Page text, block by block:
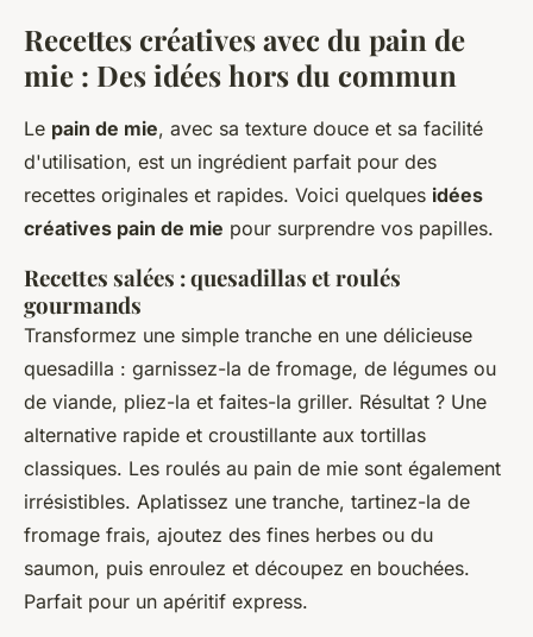
Recettes créatives avec du pain de
mie : Des idées hors du commun
Le pain de mie, avec sa texture douce et sa facilité
d'utilisation, est un ingrédient parfait pour des
recettes originales et rapides. Voici quelques idées
créatives pain de mie pour surprendre vos papilles.
Recettes salées : quesadillas et roulés
gourmands
Transformez une simple tranche en une délicieuse
quesadilla : garnissez-la de fromage, de légumes ou
de viande, pliez-la et faites-la griller. Résultat ? Une
alternative rapide et croustillante aux tortillas
classiques. Les roulés au pain de mie sont également
irrésistibles. Aplatissez une tranche, tartinez-la de
fromage frais, ajoutez des fines herbes ou du
saumon, puis enroulez et découpez en bouchées.
Parfait pour un apéritif express.